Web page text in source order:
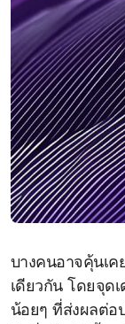
บางคนอาจคุ้นเค
เดียวกัน โดยจุด
น้อยๆ ที่ส่งผลต่อ